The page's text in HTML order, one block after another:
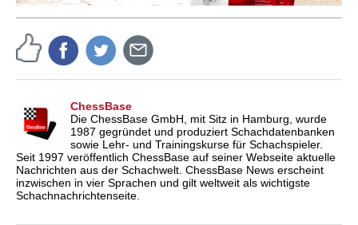
ChessBase
Die ChessBase GmbH, mit Sitz in Hamburg, wurde
1987 gegründet und produziert Schachdatenbanken
sowie Lehr- und Trainingskurse für Schachspieler.
Seit 1997 veröffentlich ChessBase auf seiner Webseite aktuelle
Nachrichten aus der Schachwelt. ChessBase News erscheint
inzwischen in vier Sprachen und gilt weltweit als wichtigste
Schachnachrichtenseite.